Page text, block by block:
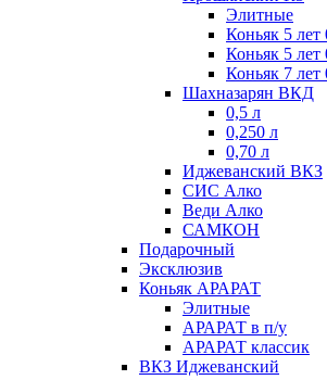
Элитные
Коньяк 5 лет
Коньяк 5 лет
Коньяк 7 лет
Шахназарян ВКД
0,5 л
0,250 л
0,70 л
Иджеванский ВКЗ
СИС Алко
Веди Алко
САМКОН
Подарочный
Эксклюзив
Коньяк АРАРАТ
Элитные
АРАРАТ в п/у
АРАРАТ классик
ВКЗ Иджеванский